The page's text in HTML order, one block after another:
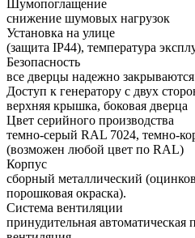
Шумопоглащение
снижение шумовых нагрузок
Установка на улице
(защита IP44), температура
Безопасность
все дверцы надежно закрываются
Доступ к генератору с двух
верхняя крышка, боковая дверца
Цвет серийного производства
темно-серый RAL 7024, темно-
(возможен любой цвет по RAL)
Корпус
сборный металлический
порошковая окраска).
Система вентиляции
принудительная